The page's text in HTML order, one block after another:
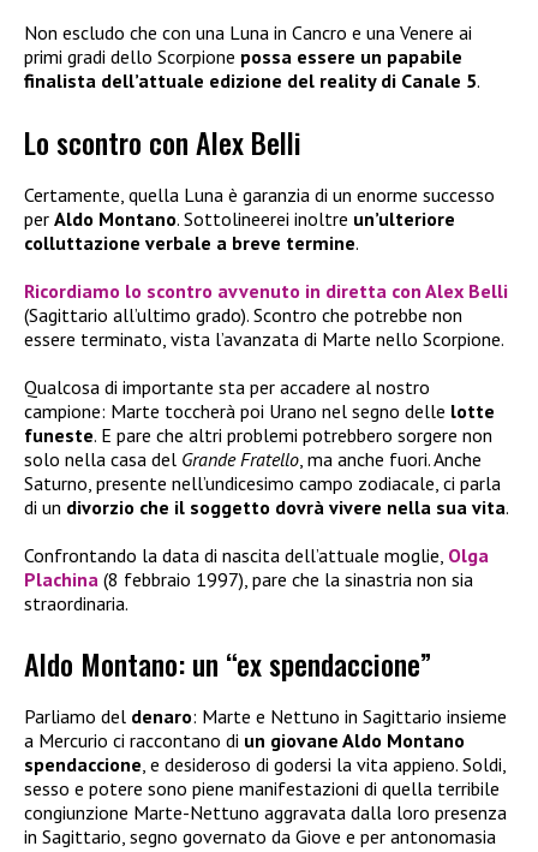
Non escludo che con una Luna in Cancro e una Venere ai
primi gradi dello Scorpione possa essere un papabile
finalista dell’attuale edizione del reality di Canale 5.
Lo scontro con Alex Belli
Certamente, quella Luna è garanzia di un enorme successo
per Aldo Montano. Sottolineerei inoltre un’ulteriore
colluttazione verbale a breve termine.
Ricordiamo lo scontro avvenuto in diretta con Alex Belli
(Sagittario all’ultimo grado). Scontro che potrebbe non
essere terminato, vista l’avanzata di Marte nello Scorpione.
Qualcosa di importante sta per accadere al nostro
campione: Marte toccherà poi Urano nel segno delle lotte
funeste. E pare che altri problemi potrebbero sorgere non
solo nella casa del Grande Fratello , ma anche fuori. Anche
Saturno, presente nell’undicesimo campo zodiacale, ci parla
di un divorzio che il soggetto dovrà vivere nella sua vita.
Confrontando la data di nascita dell’attuale moglie, Olga
Plachina (8 febbraio 1997), pare che la sinastria non sia
straordinaria.
Aldo Montano: un “ex spendaccione”
Parliamo del denaro: Marte e Nettuno in Sagittario insieme
a Mercurio ci raccontano di un giovane Aldo Montano
spendaccione, e desideroso di godersi la vita appieno. Soldi,
sesso e potere sono piene manifestazioni di quella terribile
congiunzione Marte-Nettuno aggravata dalla loro presenza
in Sagittario, segno governato da Giove e per antonomasia